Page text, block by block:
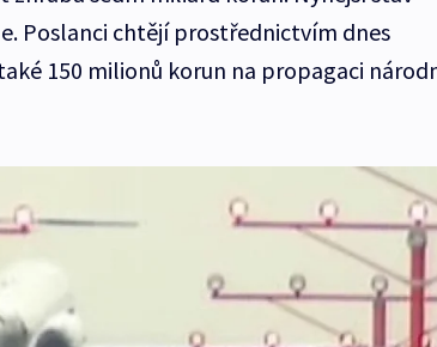
Poslanci chtějí prostřednictvím dnes
150 milionů korun na propagaci